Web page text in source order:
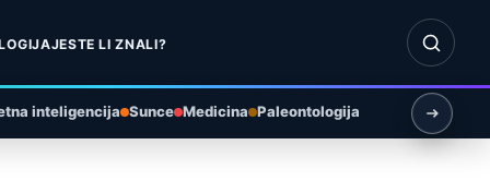
JESTE LI ZNALI?
Otvori
inteligencija Sunce Medicina Paleontologija